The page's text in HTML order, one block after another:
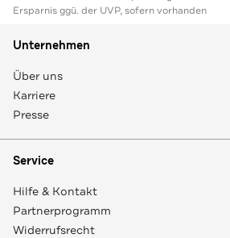
Ersparnis ggü. der UVP, sofern vorhanden
Unternehmen
Über uns
Karriere
Presse
Service
Hilfe & Kontakt
Partnerprogramm
Widerrufsrecht